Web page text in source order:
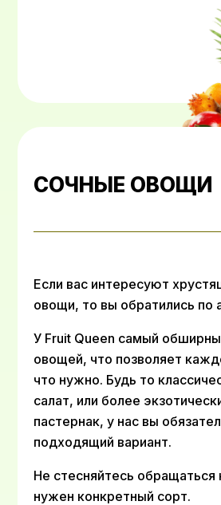
СОЧНЫЕ ОВОЩИ
Если вас интересуют
овощи, то вы обратились по
У Fruit Queen самый
овощей, что позволяет
что нужно. Будь то
салат, или более
пастернак, у нас вы
подходящий вариант.
Не стесняйтесь обращаться
нужен конкретный сорт.